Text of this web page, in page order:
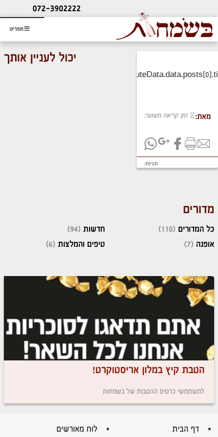
תפריט
ליעוץ חינם
והזמנת כרטיס שמחות
072-3902222
מאת: זמן קריאה משוער:
תגיות:
יכול לעניין אותך
מדורים
כל המדורים (110)
אופנה (7)
חדשות (94)
טיפים והמלצות (6)
הטבת קיץ במלון אריסטוקרט!
למשתמשי כרטיס ההטבות של בשמחות
דף הבית לוח מאורשים